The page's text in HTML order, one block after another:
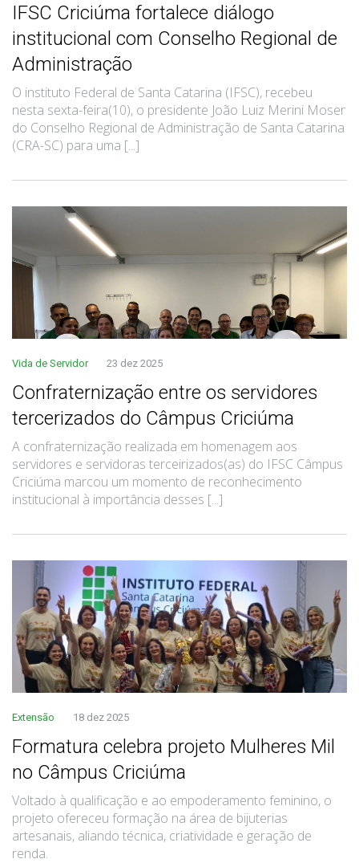
IFSC Criciúma fortalece diálogo
institucional com Conselho Regional de
Administração
O instituto Federal de Santa Catarina (IFSC), recebeu
nesta sexta-feira(10), o presidente João Luiz Merini Moser
do Conselho Regional de Administração de Santa Catarina
(CRA-SC) para uma [...]
Vida de Servidor 23 dez 2025
Confraternização entre os servidores
tercerizados do Câmpus Criciúma
A confraternização realizada em homenagem aos
servidores e servidoras terceirizados(as) do IFSC Câmpus
Criciúma marcou um momento de reconhecimento
institucional à importância desses [...]
Extensão 18 dez 2025
Formatura celebra projeto Mulheres Mil
no Câmpus Criciúma
Voltado à qualificação e ao empoderamento feminino, o
projeto ofereceu formação na área de bijuterias
artesanais, aliando técnica, criatividade e geração de
renda.